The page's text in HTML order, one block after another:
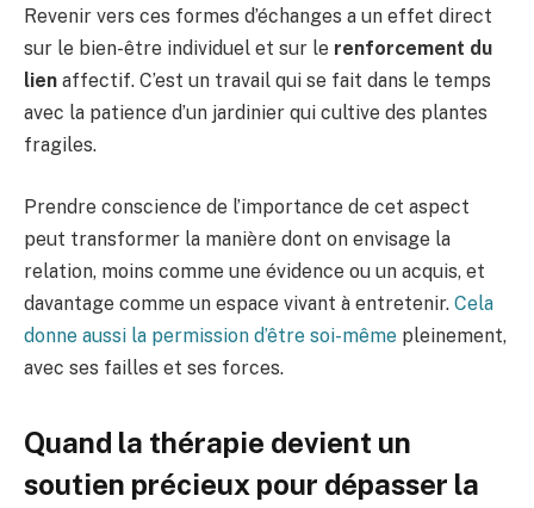
Revenir vers ces formes d’échanges a un effet direct
sur le bien-être individuel et sur le renforcement du
lien affectif. C’est un travail qui se fait dans le temps
avec la patience d’un jardinier qui cultive des plantes
fragiles.
Prendre conscience de l’importance de cet aspect
peut transformer la manière dont on envisage la
relation, moins comme une évidence ou un acquis, et
davantage comme un espace vivant à entretenir. Cela
donne aussi la permission d’être soi-même pleinement,
avec ses failles et ses forces.
Quand la thérapie devient un
soutien précieux pour dépasser la